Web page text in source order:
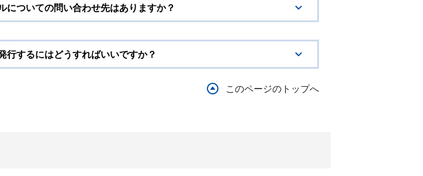
ついての問い合わせ先はありますか？
行するにはどうすればいいですか？
このページのトップへ